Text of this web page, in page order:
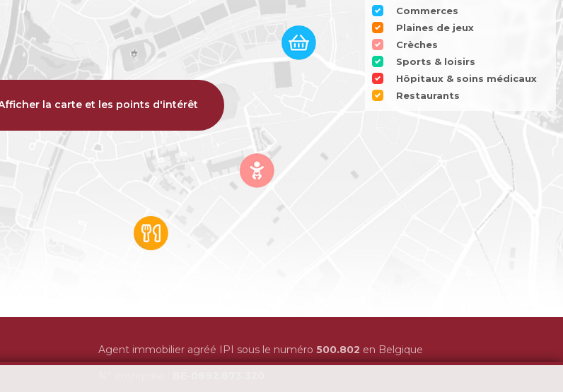
Commerces
Plaines de jeux
Crèches
Sports & loisirs
Hôpitaux & soins médicaux
Restaurants
la carte et les points d'intérêt
Agent immobilier agréé IPI sous le numéro 500.802 en Belgique